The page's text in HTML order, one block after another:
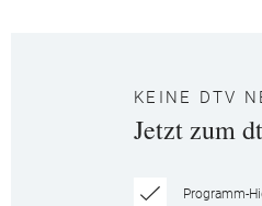
KEINE DTV
Jetzt zum
Programm-